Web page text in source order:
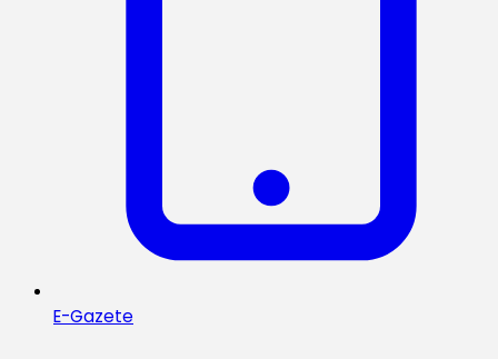
E-Gazete